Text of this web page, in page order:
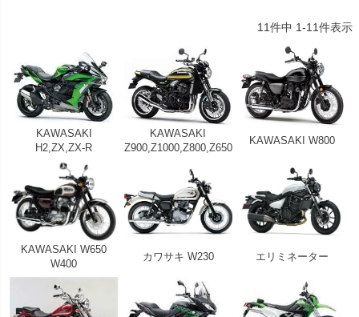
11件中 1-11件表示
KAWASAKI
H2,ZX,ZX-R
KAWASAKI
Z900,Z1000,Z800,Z650
KAWASAKI W800
KAWASAKI W650
W400
カワサキ W230 エリミネーター